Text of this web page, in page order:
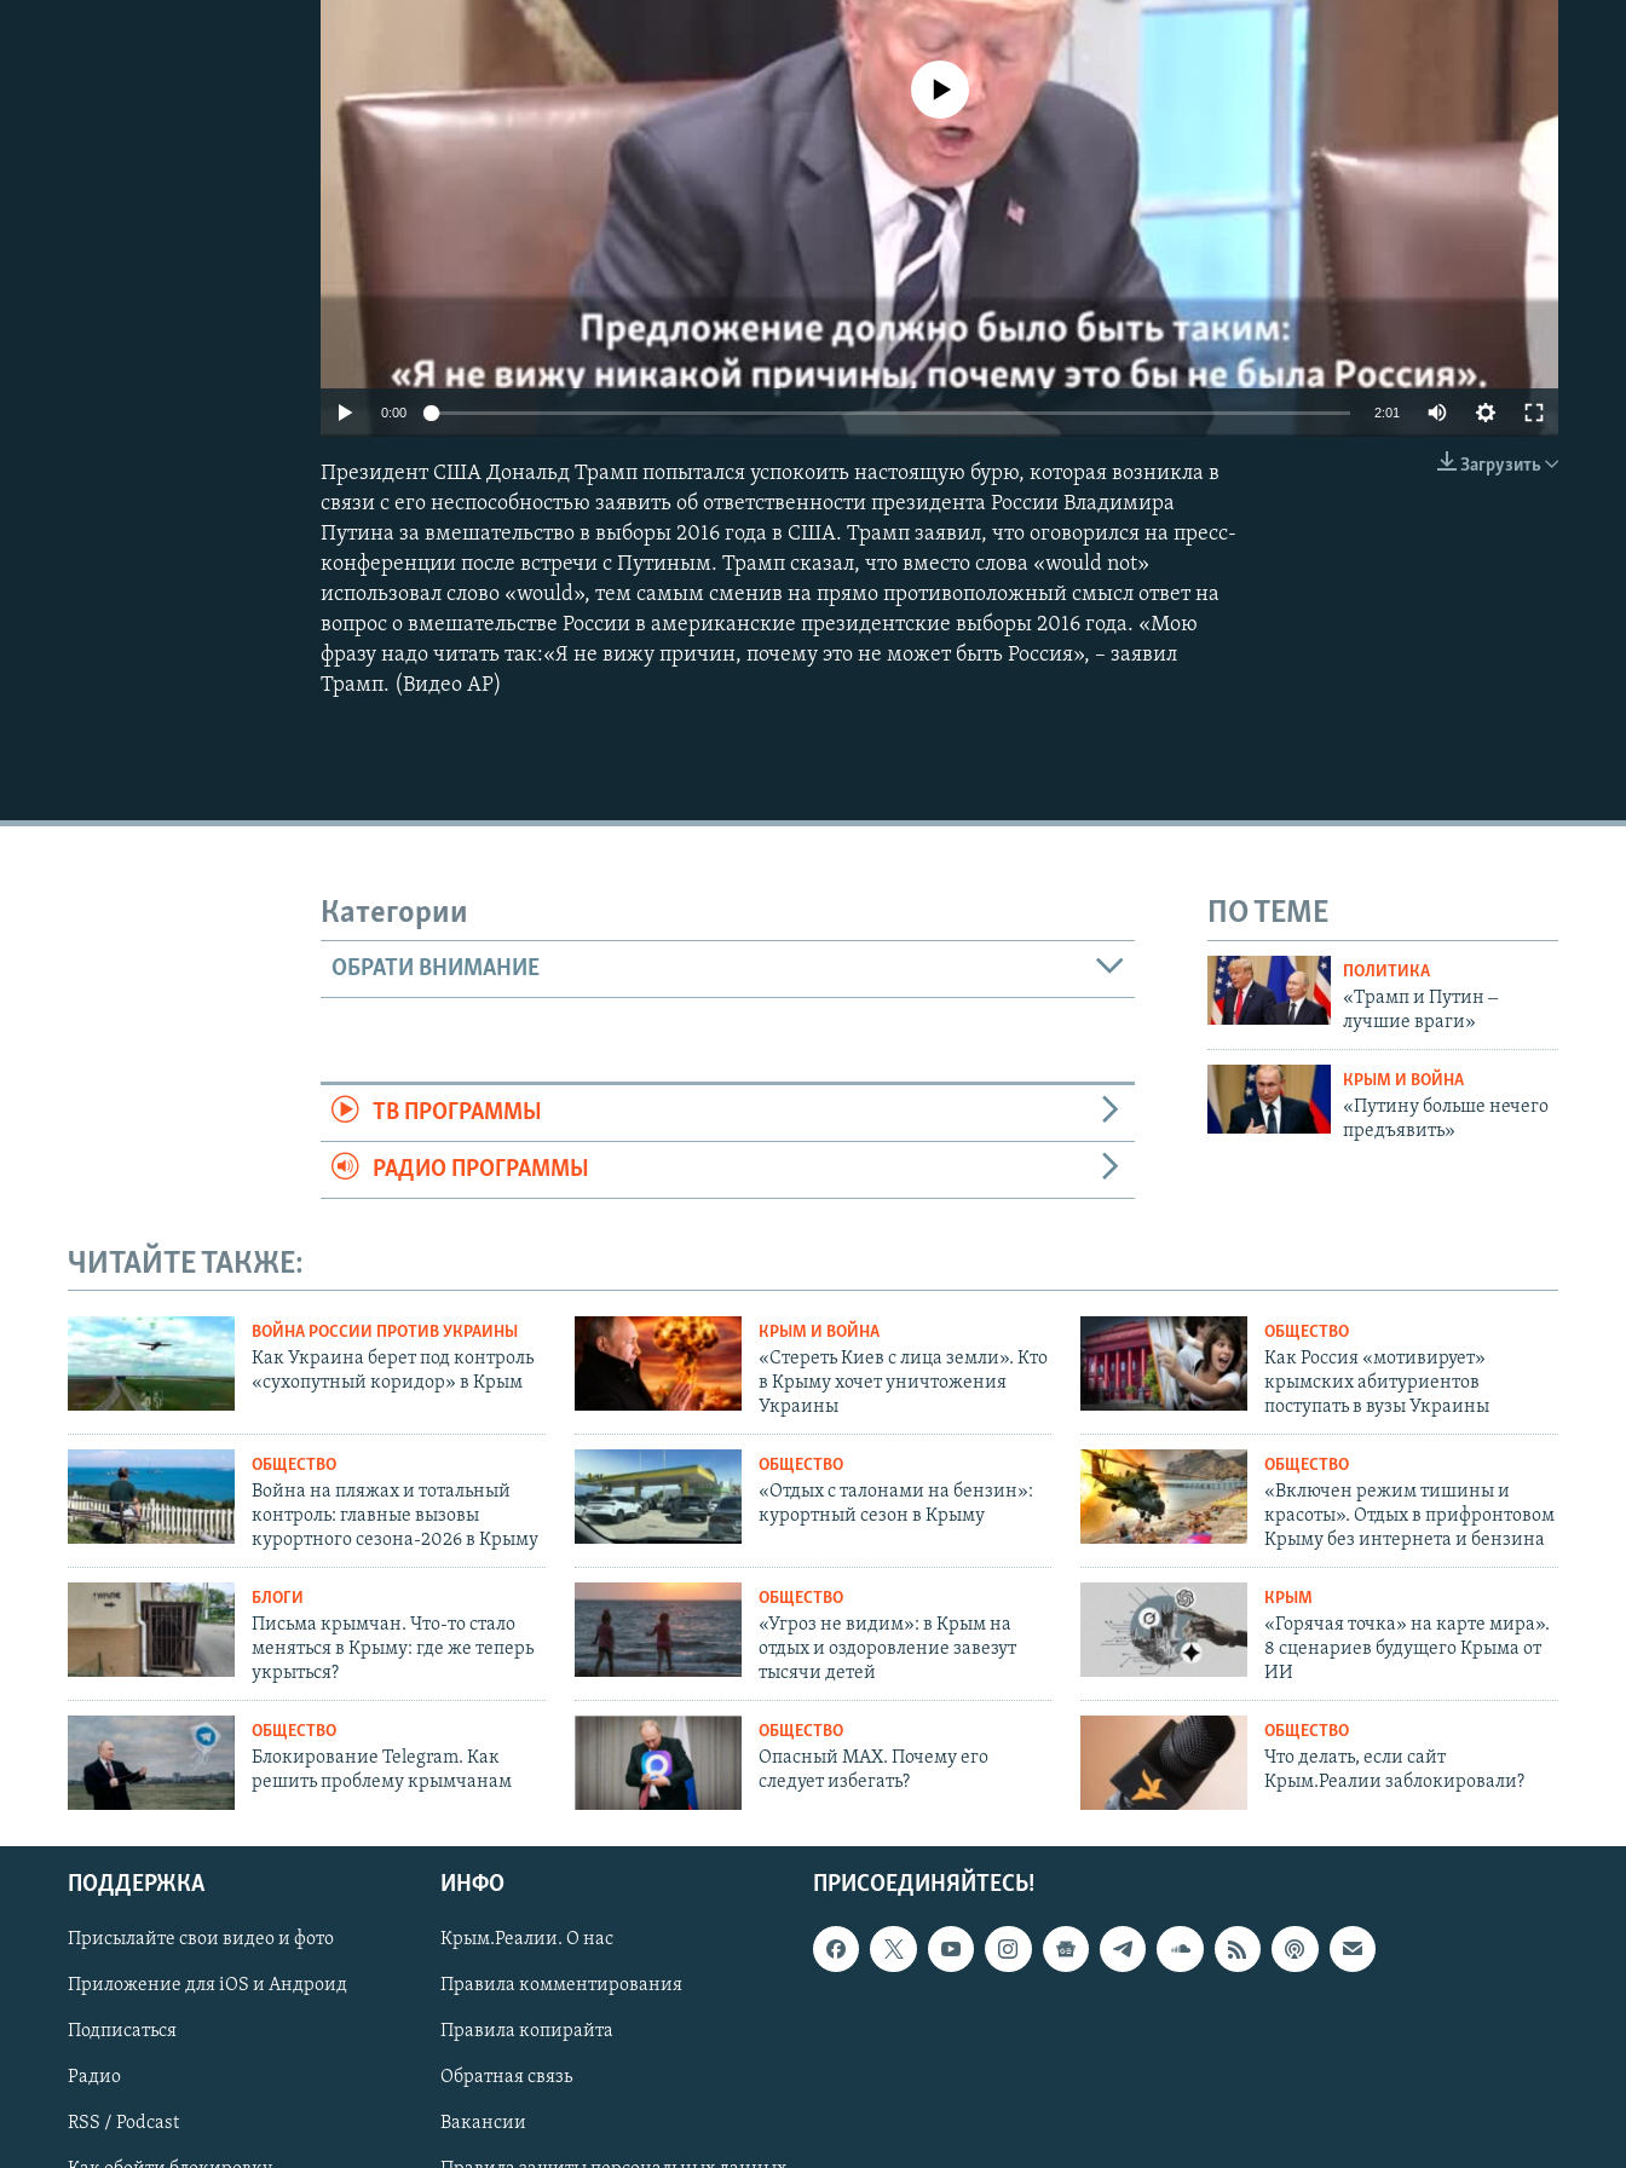
Українською
Qırımtatar
ПРИСОЕДИНЯЙТЕСЬ!
EMBED
No media source currently available
0:00 2:01
Загрузить
Президент США Дональд Трамп попытался успокоить настоящую бурю, которая возникла в
связи с его неспособностью заявить об ответственности президента России Владимира
Путина за вмешательство в выборы 2016 года в США. Трамп заявил, что оговорился на пресс-
конференции после встречи с Путиным. Трамп сказал, что вместо слова «would not»
использовал слово «would», тем самым сменив на прямо противоположный смысл ответ на
вопрос о вмешательстве России в американские президентские выборы 2016 года. «Мою
фразу надо читать так:«Я не вижу причин, почему это не может быть Россия», – заявил
Трамп. (Видео АР)
ПО ТЕМЕ
ПОЛИТИКА
«Трамп и Путин ‒
лучшие враги»
КРЫМ И ВОЙНА
«Путину больше нечего
предъявить»
Категории
ОБРАТИ ВНИМАНИЕ
ТВ ПРОГРАММЫ
РАДИО ПРОГРАММЫ
ЧИТАЙТЕ ТАКЖЕ:
ВОЙНА РОССИИ ПРОТИВ УКРАИНЫ
Как Украина берет под контроль
«сухопутный коридор» в Крым
КРЫМ И ВОЙНА
«Стереть Киев с лица земли». Кто
в Крыму хочет уничтожения
Украины
ОБЩЕСТВО
Как Россия «мотивирует»
крымских абитуриентов
поступать в вузы Украины
ОБЩЕСТВО
Война на пляжах и тотальный
контроль: главные вызовы
курортного сезона-2026 в Крыму
ОБЩЕСТВО
«Отдых с талонами на бензин»:
курортный сезон в Крыму
ОБЩЕСТВО
«Включен режим тишины и
красоты». Отдых в прифронтовом
Крыму без интернета и бензина
БЛОГИ
Письма крымчан. Что-то стало
меняться в Крыму: где же теперь
укрыться?
ОБЩЕСТВО
«Угроз не видим»: в Крым на
отдых и оздоровление завезут
тысячи детей
КРЫМ
«Горячая точка» на карте мира».
8 сценариев будущего Крыма от
ИИ
ОБЩЕСТВО
Блокирование Telegram. Как
решить проблему крымчанам
ОБЩЕСТВО
Опасный MAX. Почему его
следует избегать?
ОБЩЕСТВО
Что делать, если сайт
Крым.Реалии заблокировали?
ПРИСОЕДИНЯЙТЕСЬ!
ПОДДЕРЖКА
Присылайте свои видео и фото
Приложение для iOS и Андроид
Подписаться
Радио
RSS / Podcast
ИНФО
Крым.Реалии. О нас
Правила комментирования
Правила копирайта
Обратная связь
Вакансии